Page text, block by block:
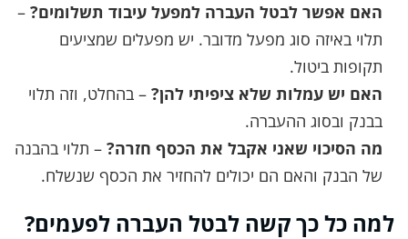
האם אפשר לבטל העברה למפעל עיבוד תשלומים? –
תלוי באיזה סוג מפעל מדובר. יש מפעלים שמציעים
תקופות ביטול.
האם יש עמלות שלא ציפיתי להן? – בהחלט, וזה תלוי
בבנק ובסוג ההעברה.
מה הסיכוי שאני אקבל את הכסף חזרה? – תלוי בהבנה
של הבנק והאם הם יכולים להחזיר את הכסף שנשלח.
למה כל כך קשה לבטל העברה לפעמים?